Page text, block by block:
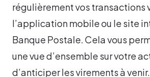
régulièrement vos transactions
l’application mobile ou le site
Banque Postale. Cela vous
une vue d’ensemble sur votre
d’anticiper les virements à venir.